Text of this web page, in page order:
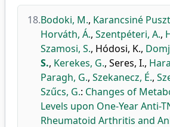
18.Bodoki, M., Karancsiné
Horváth, Á., Szentpéteri, A.,
Szamosi, S., Hódosi, K.,
S., Kerekes, G., Seres, I.,
Paragh, G., Szekanecz, É.,
Szűcs, G.: Changes of
Levels upon One-Year Anti-
Rheumatoid Arthritis and